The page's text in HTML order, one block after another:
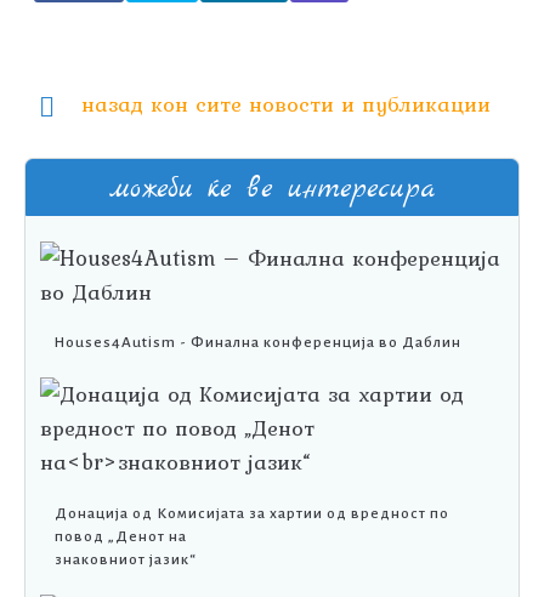
назад кон сите новости и публикации
можеби ќе ве интересира
Houses4Autism - Финална конференција во Даблин
Донација од Комисијата за хартии од вредност по
повод „Денот на
знаковниот јазик“